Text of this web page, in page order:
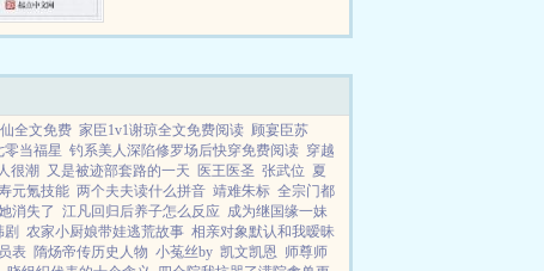
全文免费 家臣1v1谢琼全文免费阅读 顾宴臣苏
零当福星 钓系美人深陷修罗场后快穿免费阅读 穿越
很潮 又是被迹部套路的一天 医王医圣 张武位 夏
元氪技能 两个夫夫读什么拼音 靖难朱标 全宗门都
消失了 江凡回归后养子怎么反应 成为继国缘一妹
剧 农家小厨娘带娃逃荒故事 相亲对象默认和我暧昧
表 隋炀帝传历史人物 小菟丝by 凯文凯恩 师尊师